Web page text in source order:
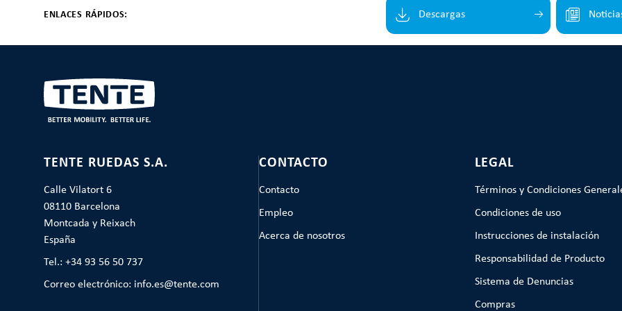
ENLACES RÁPIDOS: Descargas
TENTE RUEDAS S.A.
Calle Vilatort 6
08110 Barcelona
Montcada y Reixach
España
Tel.: +34 93 56 50 737
Correo electrónico: info.es@tente.com
CONTACTO
Contacto
Empleo
Acerca de nosotros
LEGAL
Términos y Condiciones
Condiciones de uso
Instrucciones de instalación
Responsabilidad de Producto
Sistema de Denuncias
Compras